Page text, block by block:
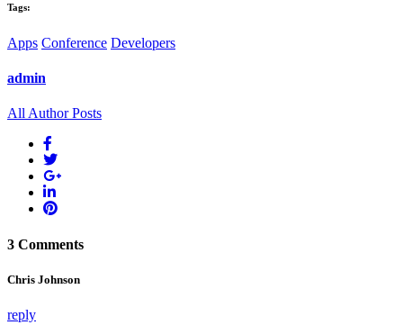
Tags:
Apps Conference Developers
admin
All Author Posts
3 Comments
Chris Johnson
reply